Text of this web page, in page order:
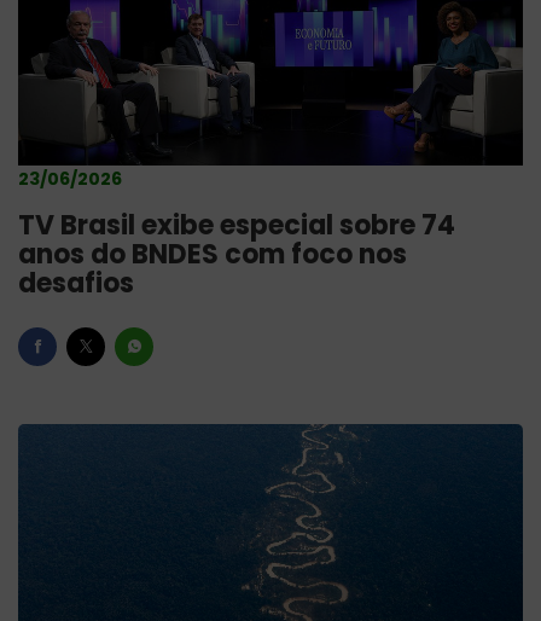
23/06/2026
TV Brasil exibe especial sobre 74
anos do BNDES com foco nos
desafios